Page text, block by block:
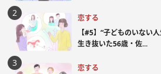
恋する
【#5】“子どものいない
生き抜いた56歳・佐...
恋する